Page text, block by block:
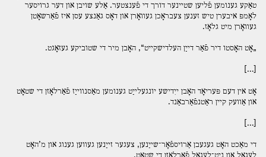
טאַקע גענומען פֿליען שטײנער דורך די פֿענצטער. אַלע שויבן און דער גרויסער
לאָמפּ איבערן טיש זענען צעבראָכן געװאָרן און דאָס גאַנצע עסן איז פֿאַרשאָטן
געװאָרן מיט גלאָז.
„אָט האָסטו דיר פֿאַר דײַן העלדישקײט“, האָבן מיר די שטוביקע געזאָגט.
[…]
אָט אין דעם פּעריאָד האָבן ייִדישע יונגעלײַט גענומען מאַסנװײַז פֿאַרלאָזן די שטאָט
און אַװעק קײן ראַטנפֿאַרבאַנד.
[…]
די מאַכט האָט געגעבן אַרויספֿאָר־שײַנען, צעגער זײַנען געװען גענוג און מ’האָט
לעגאַל און ניט־לעגאַל פֿאַרלאָזן די שטאָט.